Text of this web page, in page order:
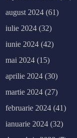
august 2024 (61)
iulie 2024 (32)
iunie 2024 (42)
mai 2024 (15)
aprilie 2024 (30)
martie 2024 (27)
februarie 2024 (41)
ianuarie 2024 (32)